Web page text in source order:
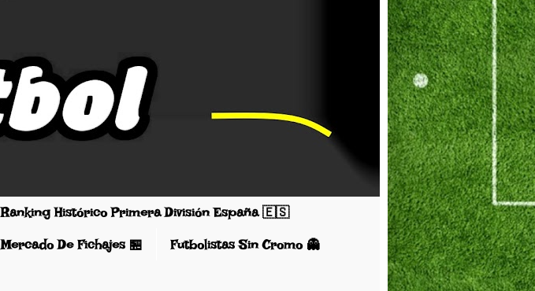
Ranking Histórico Primera División España 🇪🇸
Mercado De Fichajes 🏪 Futbolistas Sin Cromo 👻